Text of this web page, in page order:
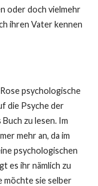
oder doch vielmehr
ihren Vater kennen
psychologische
die Psyche der
zu lesen. Im
mehr an, da im
psychologischen
es ihr nämlich zu
möchte sie selber